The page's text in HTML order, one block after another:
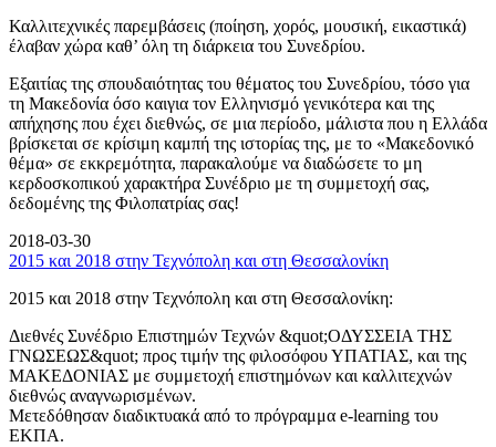
Καλλιτεχνικές παρεμβάσεις (ποίηση, χορός, μουσική, εικαστικά)
έλαβαν χώρα καθ’ όλη τη διάρκεια του Συνεδρίου.
Εξαιτίας της σπουδαιότητας του θέματος του Συνεδρίου, τόσο για
τη Μακεδονία όσο καιγια τον Ελληνισμό γενικότερα και της
απήχησης που έχει διεθνώς, σε μια περίοδο, μάλιστα που η Ελλάδα
βρίσκεται σε κρίσιμη καμπή της ιστορίας της, με το «Μακεδονικό
θέμα» σε εκκρεμότητα, παρακαλούμε να διαδώσετε το μη
κερδοσκοπικού χαρακτήρα Συνέδριο με τη συμμετοχή σας,
δεδομένης της Φιλοπατρίας σας!
2018-03-30
2015 και 2018 στην Τεχνόπολη και στη Θεσσαλονίκη
2015 και 2018 στην Τεχνόπολη και στη Θεσσαλονίκη:
Διεθνές Συνέδριο Επιστημών Τεχνών &quot;ΟΔΥΣΣΕΙΑ ΤΗΣ
ΓΝΩΣΕΩΣ&quot; προς τιμήν της φιλοσόφου ΥΠΑΤΙΑΣ, και της
ΜΑΚΕΔΟΝΙΑΣ με συμμετοχή επιστημόνων και καλλιτεχνών
διεθνώς αναγνωρισμένων.
Μετεδόθησαν διαδικτυακά από το πρόγραμμα e-learning του
ΕΚΠΑ.